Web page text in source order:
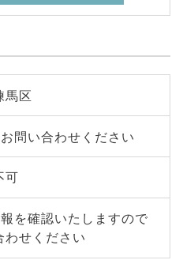
馬区
問い合わせください
可
を確認いたしますので
わせください